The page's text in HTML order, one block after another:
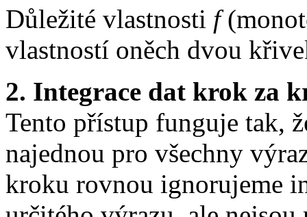
Důležité vlastnosti f
vlastností oněch dvou
2. Integrace dat krok za
Tento přístup funguje tak,
najednou pro všechny
kroku rovnou ignorujeme